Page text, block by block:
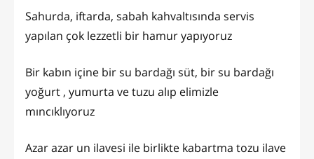
Sahurda, iftarda, sabah kahvaltısında servis
yapılan çok lezzetli bir hamur yapıyoruz
Bir kabın içine bir su bardağı süt, bir su bardağı
yoğurt , yumurta ve tuzu alıp elimizle
mıncıklıyoruz
Azar azar un ilavesi ile birlikte kabartma tozu ilave